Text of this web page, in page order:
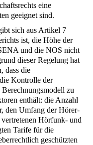
eine
geeignet sind.
sich aus Artikel 7
ist, die Höhe der
und die NOS nicht
dieser Regelung hat
dass die
Kontrolle der
zu
enthält: die Anzahl
den Umfang der Hörer-
Hörfunk- und
Tarife für die
geschützten